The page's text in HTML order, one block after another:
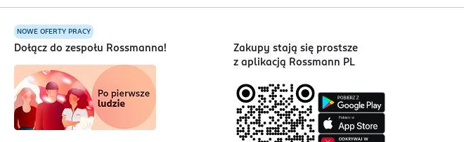
NOWE OFERTY PRACY
Dołącz do zespołu Rossmanna!
Zakupy stają się prostsze
z aplikacją Rossmann PL